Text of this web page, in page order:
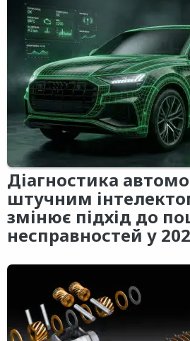
Діагностика
штучним
змінює підхід до
несправностей у